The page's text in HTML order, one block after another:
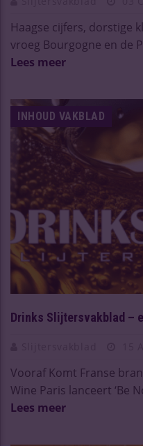
Haagse cijfers, dorstige
vroeg Bourgogne en de
Lees meer
INHOUD VAKBLAD
Drinks Slijtersvakblad –
Vooraf Komt Franse
Wine Paris lanceert ‘Be
Lees meer